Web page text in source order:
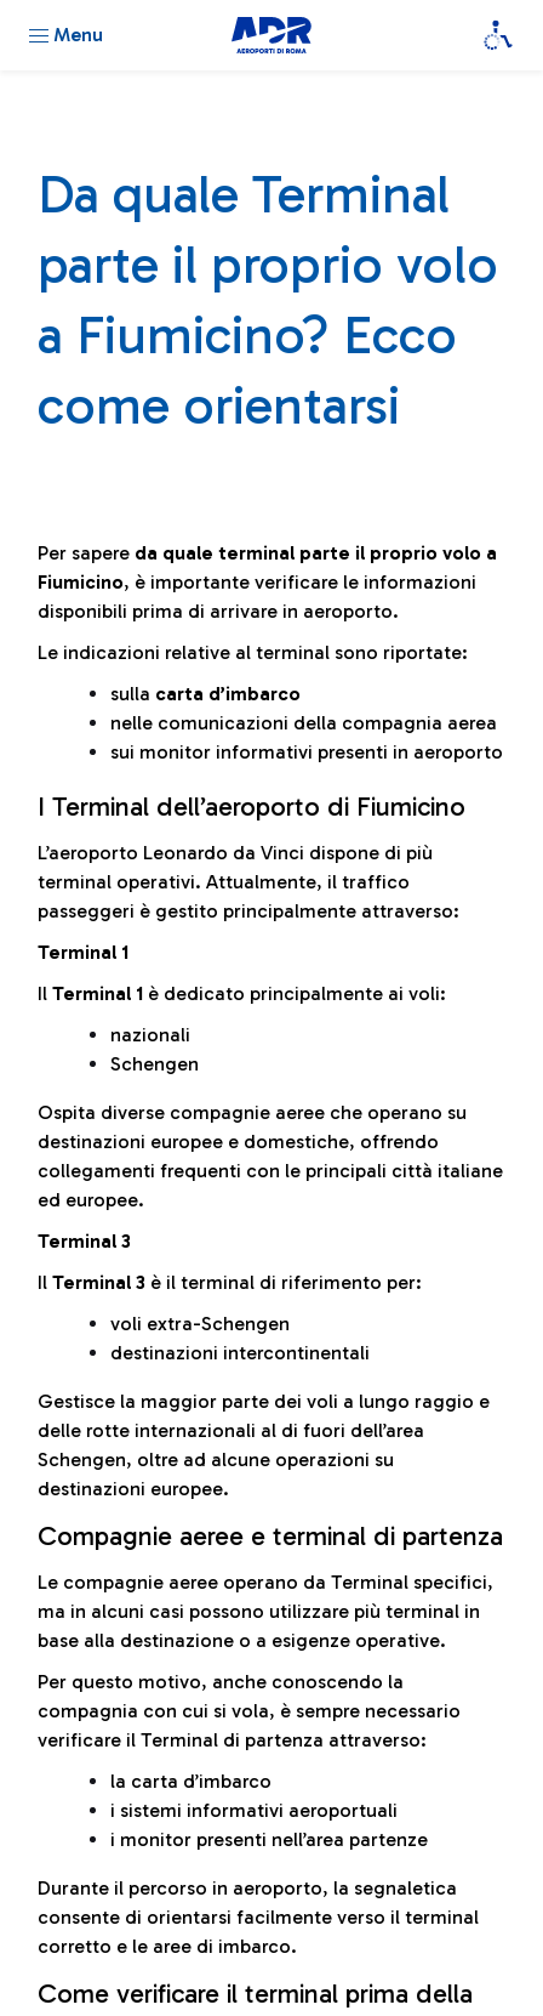
Menu
Da quale Terminal
parte il proprio volo
a Fiumicino? Ecco
come orientarsi
Per sapere da quale terminal parte il proprio volo a
Fiumicino, è importante verificare le informazioni
disponibili prima di arrivare in aeroporto.
Le indicazioni relative al terminal sono riportate:
sulla carta d’imbarco
nelle comunicazioni della compagnia aerea
sui monitor informativi presenti in aeroporto
I Terminal dell’aeroporto di Fiumicino
L’aeroporto Leonardo da Vinci dispone di più
terminal operativi. Attualmente, il traffico
passeggeri è gestito principalmente attraverso:
Terminal 1
Il Terminal 1 è dedicato principalmente ai voli:
nazionali
Schengen
Ospita diverse compagnie aeree che operano su
destinazioni europee e domestiche, offrendo
collegamenti frequenti con le principali città italiane
ed europee.
Terminal 3
Il Terminal 3 è il terminal di riferimento per:
voli extra-Schengen
destinazioni intercontinentali
Gestisce la maggior parte dei voli a lungo raggio e
delle rotte internazionali al di fuori dell’area
Schengen, oltre ad alcune operazioni su
destinazioni europee.
Compagnie aeree e terminal di partenza
Le compagnie aeree operano da Terminal specifici,
ma in alcuni casi possono utilizzare più terminal in
base alla destinazione o a esigenze operative.
Per questo motivo, anche conoscendo la
compagnia con cui si vola, è sempre necessario
verificare il Terminal di partenza attraverso:
la carta d’imbarco
i sistemi informativi aeroportuali
i monitor presenti nell’area partenze
Durante il percorso in aeroporto, la segnaletica
consente di orientarsi facilmente verso il terminal
corretto e le aree di imbarco.
Come verificare il terminal prima della